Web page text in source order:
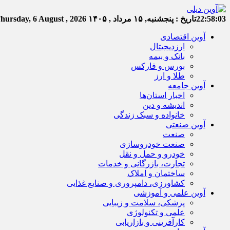
22:58:04تاریخ : پنجشنبه, ۱۵ مرداد , ۱۴۰۵ 6 August , 2026
آوین اقتصادی
ارزدیجیتال
بانک و بیمه
بورس و فارکس
طلا و ارز
آوین جامعه
اخبار استان‌ها
اندیشه و دین
خانواده و سبک زندگی
آوین صنعتی
صنعت
صنعت خودروسازی
خودرو و حمل و نقل
تجارت، بازرگانی و خدمات
ساختمان و املاک
کشاورزی، دامپروری و صنایع غذایی
آوین علمی و آموزشی
پزشکی، سلامت و زیبایی
علمی و تکنولوژی
کارآفرینی و بازاریابی